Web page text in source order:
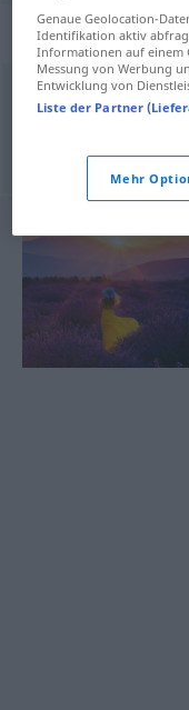
Bewaldung
© OpenThesaurus.de
Genaue Geolocation-
Identifikation aktiv
Informationen auf einem
Messung von Werbung
Entwicklung von
Liste der Partner
Mehr